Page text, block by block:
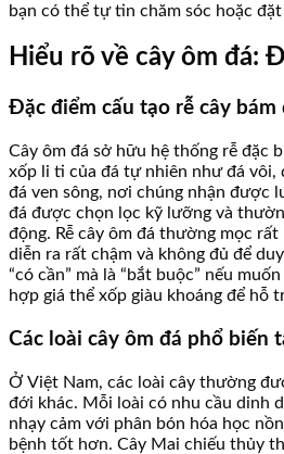
bạn có thể tự tin chăm sóc hoặc
Hiểu rõ về cây ôm đá:
Đặc điểm cấu tạo rễ cây
Cây ôm đá sở hữu hệ thống rễ đặc
xốp li ti của đá tự nhiên như đá vôi,
đá ven sông, nơi chúng nhận được
đá được chọn lọc kỹ lưỡng và
động. Rễ cây ôm đá thường mọc
diễn ra rất chậm và không đủ để
“có cần” mà là “bắt buộc” nếu
hợp giá thể xốp giàu khoáng để hỗ
Các loài cây ôm đá phổ biến
Ở Việt Nam, các loài cây thường
đới khác. Mỗi loài có nhu cầu dinh
nhạy cảm với phân bón hóa học
bệnh tốt hơn. Cây Mai chiếu thủy